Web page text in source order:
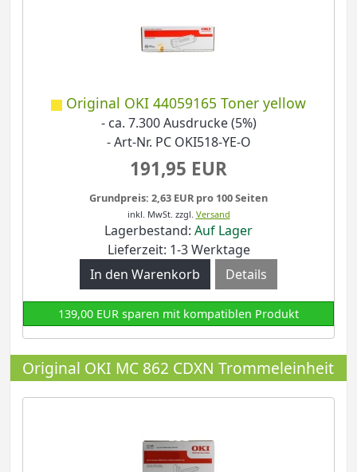
Original OKI 44059165 Toner yellow
- ca. 7.300 Ausdrucke (5%)
- Art-Nr. PC OKI518-YE-O
191,95 EUR
Grundpreis: 2,63 EUR pro 100 Seiten
inkl. MwSt. zzgl. Versand
Lagerbestand: Auf Lager
Lieferzeit: 1-3 Werktage
Details
139,00 EUR sparen mit kompatiblen Produkt
Original OKI MC 862 CDXN Trommeleinheit